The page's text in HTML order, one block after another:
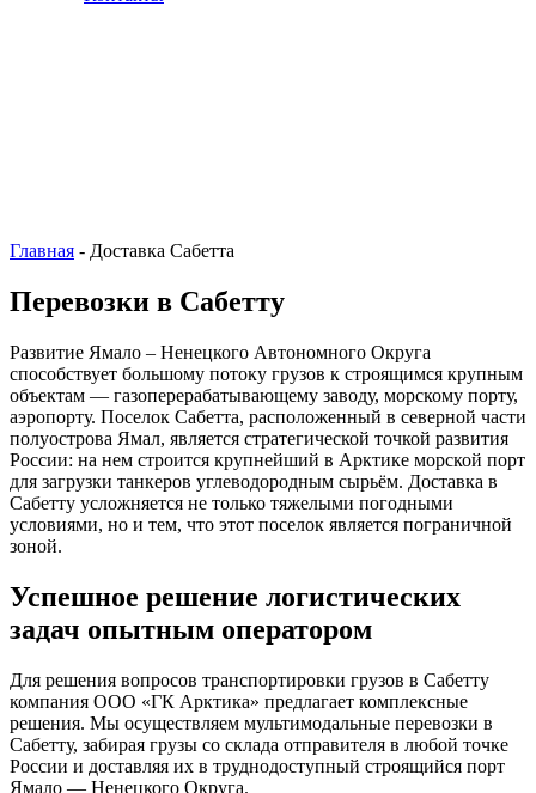
Главная - Доставка Сабетта
Перевозки в Сабетту
Развитие Ямало – Ненецкого Автономного Округа
способствует большому потоку грузов к строящимся крупным
объектам — газоперерабатывающему заводу, морскому порту,
аэропорту. Поселок Сабетта, расположенный в северной части
полуострова Ямал, является стратегической точкой развития
России: на нем строится крупнейший в Арктике морской порт
для загрузки танкеров углеводородным сырьём. Доставка в
Сабетту усложняется не только тяжелыми погодными
условиями, но и тем, что этот поселок является пограничной
зоной.
Успешное решение логистических
задач опытным оператором
Для решения вопросов транспортировки грузов в Сабетту
компания ООО «ГК Арктика» предлагает комплексные
решения. Мы осуществляем мультимодальные перевозки в
Сабетту, забирая грузы со склада отправителя в любой точке
России и доставляя их в труднодоступный строящийся порт
Ямало — Ненецкого Округа.